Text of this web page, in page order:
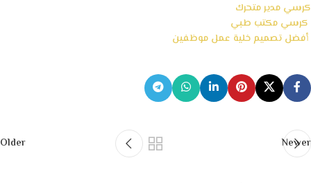
كرسي مدير متحرك
كرسي مكتب طبي
أفضل تصميم خلية عمل موظفين
Newer
Older